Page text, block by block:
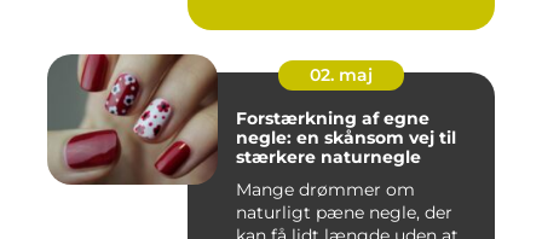
02. maj
Forstærkning af egne
negle: en skånsom vej til
stærkere naturnegle
Mange drømmer om
naturligt pæne negle, der